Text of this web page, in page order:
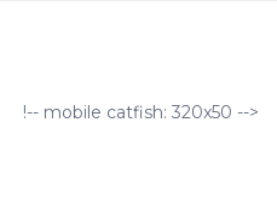
!-- mobile catfish: 320x50 -->